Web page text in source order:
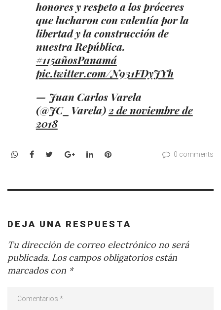
honores y respeto a los próceres
que lucharon con valentía por la
libertad y la construcción de
nuestra República.
#115añosPanamá
pic.twitter.com/N931FDyJYh
— Juan Carlos Varela
(@JC_Varela)2 de noviembre de
2018
WhatsApp
Facebook
TwitterGoogle+LinkedInPinterest 0 comments
DEJA UNA RESPUESTA
Tu dirección de correo electrónico no será
publicada. Los campos obligatorios están
marcados con *